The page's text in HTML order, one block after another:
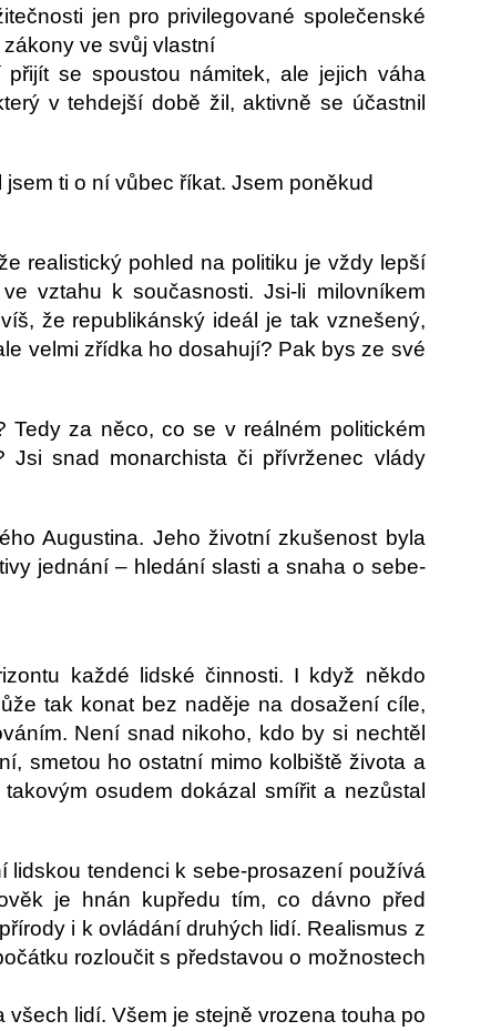
jen pro privilegované společenské
ve svůj vlastní
se spoustou námitek, ale jejich váha
v tehdejší době žil, aktivně se účastnil
ti o ní vůbec říkat. Jsem poněkud
realistický pohled na politiku je vždy lepší
vztahu k současnosti. Jsi-li milovníkem
že republikánský ideál je tak vznešený,
velmi zřídka ho dosahují? Pak bys ze své
Tedy za něco, co se v reálném politickém
snad monarchista či přívrženec vlády
Augustina. Jeho životní zkušenost byla
jednání – hledání slasti a snaha o sebe-
každé lidské činnosti. I když někdo
tak konat bez naděje na dosažení cíle,
Není snad nikoho, kdo by si nechtěl
smetou ho ostatní mimo kolbiště života a
osudem dokázal smířit a nezůstal
lidskou tendenci k sebe-prosazení používá
je hnán kupředu tím, co dávno před
i k ovládání druhých lidí. Realismus z
rozloučit s představou o možnostech
lidí. Všem je stejně vrozena touha po